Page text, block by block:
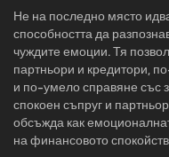
Не на последно място
способността да
чуждите емоции. Тя
партньори и кредитори,
и по-умело справяне със
спокоен съпруг и
обсъжда как
на финансовото